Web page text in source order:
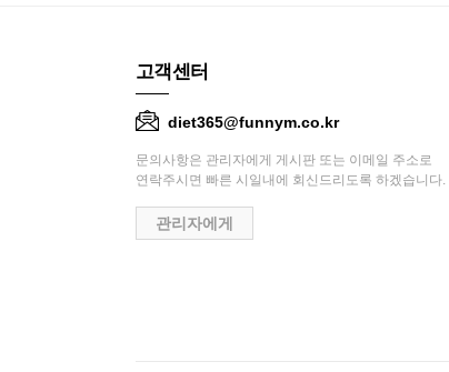
고객센터
diet365@funnym.co.kr
문의사항은 관리자에게 게시판 또는 이메일 주소로
연락주시면 빠른 시일내에 회신드리도록 하겠습니다.
관리자에게